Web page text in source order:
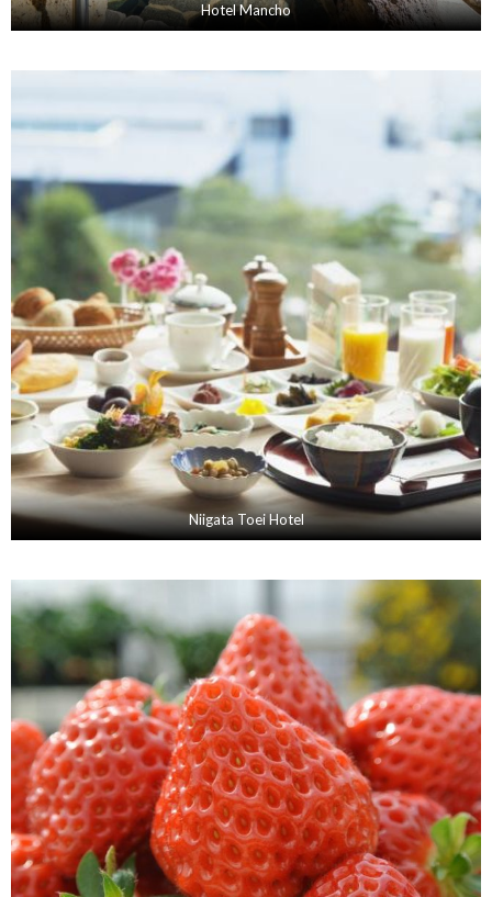
Hotel Mancho
Niigata Toei Hotel